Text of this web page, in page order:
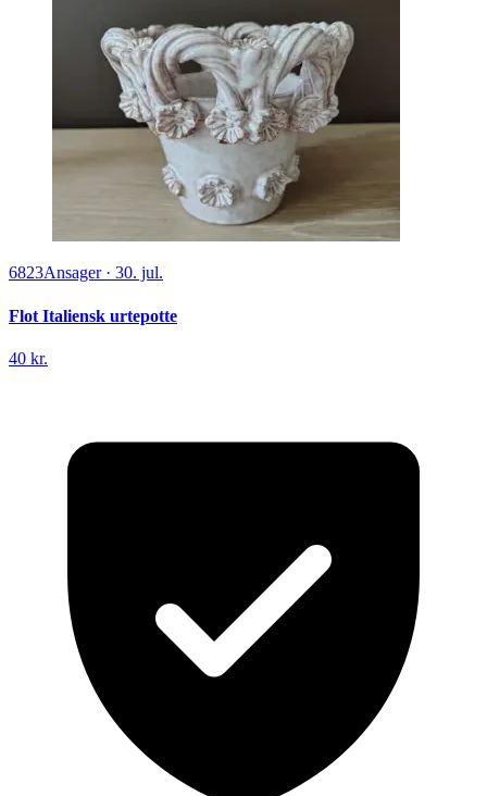
6823Ansager· 30. jul.
Flot Italiensk urtepotte
40 kr.